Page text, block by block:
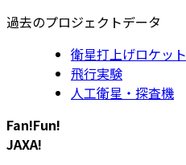
過去のプロジェクトデータ
衛星打上げロケット
飛行実験
人工衛星・探査機
Fan!Fun!
JAXA!